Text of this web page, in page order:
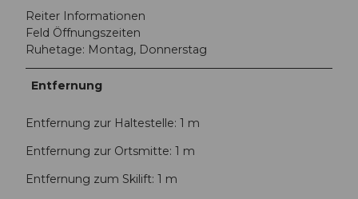
L
u
n
g
e
n
j
g
Reiter Informationen
Feld Öffnungszeiten
Ruhetage: Montag, Donnerstag
Entfernung
Entfernung zur Haltestelle: 1 m
Entfernung zur Ortsmitte: 1 m
Entfernung zum Skilift: 1 m